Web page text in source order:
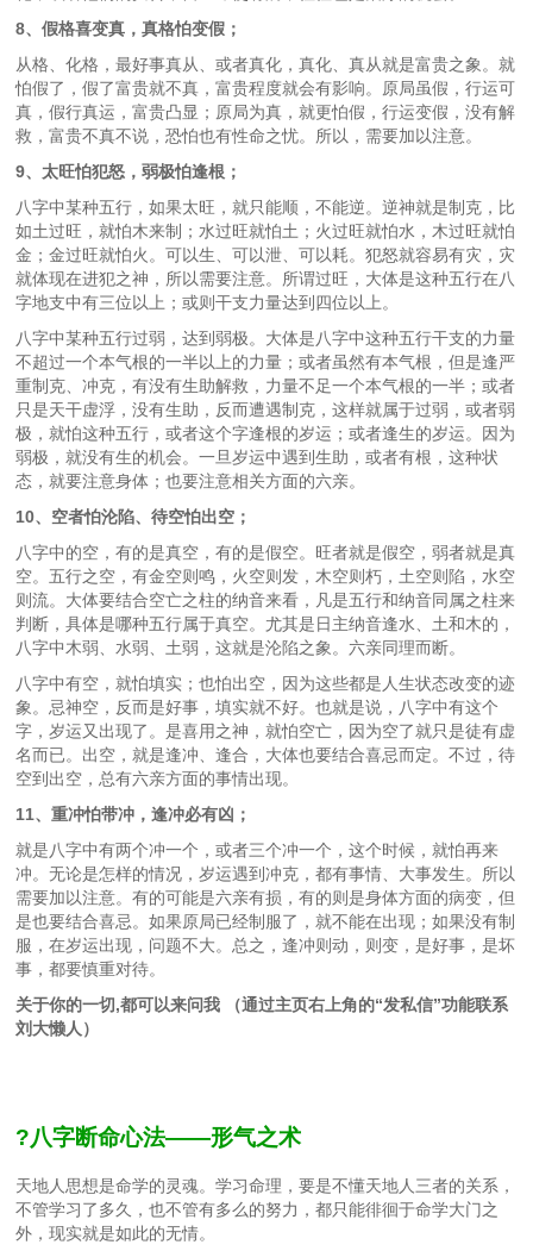
8、假格喜变真，真格怕变假；
从格、化格，最好事真从、或者真化，真化、真从就是富贵之象。就
怕假了，假了富贵就不真，富贵程度就会有影响。原局虽假，行运可
真，假行真运，富贵凸显；原局为真，就更怕假，行运变假，没有解
救，富贵不真不说，恐怕也有性命之忧。所以，需要加以注意。
9、太旺怕犯怒，弱极怕逢根；
八字中某种五行，如果太旺，就只能顺，不能逆。逆神就是制克，比
如土过旺，就怕木来制；水过旺就怕土；火过旺就怕水，木过旺就怕
金；金过旺就怕火。可以生、可以泄、可以耗。犯怒就容易有灾，灾
就体现在进犯之神，所以需要注意。所谓过旺，大体是这种五行在八
字地支中有三位以上；或则干支力量达到四位以上。
八字中某种五行过弱，达到弱极。大体是八字中这种五行干支的力量
不超过一个本气根的一半以上的力量；或者虽然有本气根，但是逢严
重制克、冲克，有没有生助解救，力量不足一个本气根的一半；或者
只是天干虚浮，没有生助，反而遭遇制克，这样就属于过弱，或者弱
极，就怕这种五行，或者这个字逢根的岁运；或者逢生的岁运。因为
弱极，就没有生的机会。一旦岁运中遇到生助，或者有根，这种状
态，就要注意身体；也要注意相关方面的六亲。
10、空者怕沦陷、待空怕出空；
八字中的空，有的是真空，有的是假空。旺者就是假空，弱者就是真
空。五行之空，有金空则鸣，火空则发，木空则朽，土空则陷，水空
则流。大体要结合空亡之柱的纳音来看，凡是五行和纳音同属之柱来
判断，具体是哪种五行属于真空。尤其是日主纳音逢水、土和木的，
八字中木弱、水弱、土弱，这就是沦陷之象。六亲同理而断。
八字中有空，就怕填实；也怕出空，因为这些都是人生状态改变的迹
象。忌神空，反而是好事，填实就不好。也就是说，八字中有这个
字，岁运又出现了。是喜用之神，就怕空亡，因为空了就只是徒有虚
名而已。出空，就是逢冲、逢合，大体也要结合喜忌而定。不过，待
空到出空，总有六亲方面的事情出现。
11、重冲怕带冲，逢冲必有凶；
就是八字中有两个冲一个，或者三个冲一个，这个时候，就怕再来
冲。无论是怎样的情况，岁运遇到冲克，都有事情、大事发生。所以
需要加以注意。有的可能是六亲有损，有的则是身体方面的病变，但
是也要结合喜忌。如果原局已经制服了，就不能在出现；如果没有制
服，在岁运出现，问题不大。总之，逢冲则动，则变，是好事，是坏
事，都要慎重对待。
关于你的一切,都可以来问我 （通过主页右上角的“发私信”功能联系
刘大懒人）
?八字断命心法——形气之术
天地人思想是命学的灵魂。学习命理，要是不懂天地人三者的关系，
不管学习了多久，也不管有多么的努力，都只能徘徊于命学大门之
外，现实就是如此的无情。